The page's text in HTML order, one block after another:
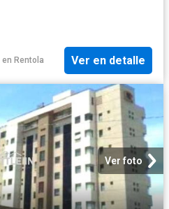
en Rentola Ver en detalle
Ver foto